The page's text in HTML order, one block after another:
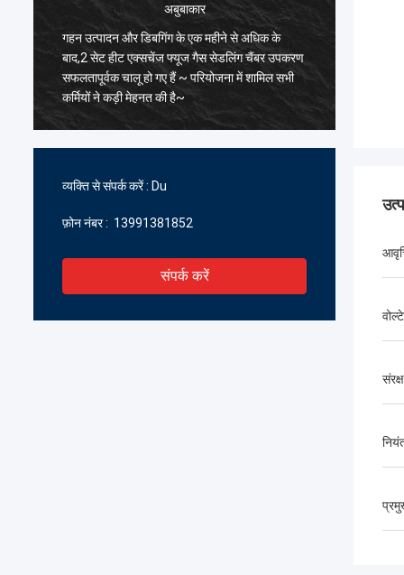
अबुबाकार
गहन उत्पादन और डिबगिंग के एक महीने से अधिक के
बाद,2 सेट हीट एक्सचेंज फ्यूज गैस सेडलिंग चैंबर उपकरण
सफलतापूर्वक चालू हो गए हैं ~ परियोजना में शामिल सभी
कर्मियों ने कड़ी मेहनत की है~
व्यक्ति से संपर्क करें : Du
फ़ोन नंबर : 13991381852
संपर्क करें